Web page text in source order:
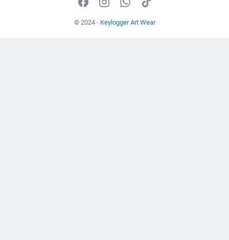
© 2024 - Keylogger Art Wear